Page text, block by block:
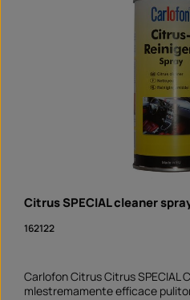
Citrus SPECIAL cleaner
162122
Carlofon Citrus Citrus SPECIAL
mlestremamente efficace